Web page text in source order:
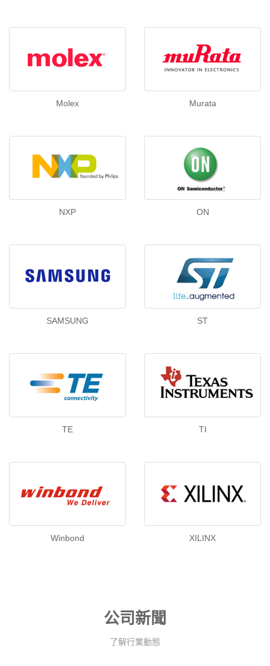
Molex Murata
NXP ON
SAMSUNG ST
TE TI
Winbond XILINX
公司新聞
了解行業動態